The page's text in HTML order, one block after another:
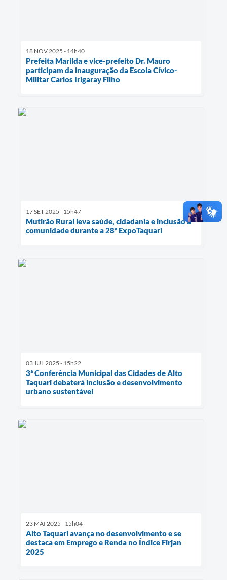
18 NOV 2025 - 14h40
Prefeita Marilda e vice-prefeito Dr. Mauro
participam da inauguração da Escola Cívico-
Militar Carlos Irigaray Filho
17 SET 2025 - 15h47
Mutirão Rural leva saúde, cidadania e inclusão à
comunidade durante a 28ª ExpoTaquari
03 JUL 2025 - 15h22
3ª Conferência Municipal das Cidades de Alto
Taquari debaterá inclusão e desenvolvimento
urbano sustentável
23 MAI 2025 - 15h04
Alto Taquari avança no desenvolvimento e se
destaca em Emprego e Renda no Índice Firjan
2025